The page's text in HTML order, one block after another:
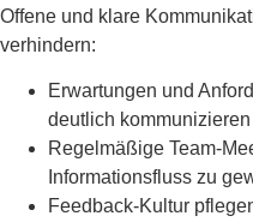
Offene und klare
verhindern:
Erwartungen und
deutlich kommunizieren
Regelmäßige Team-
Informationsfluss zu
Feedback-Kultur